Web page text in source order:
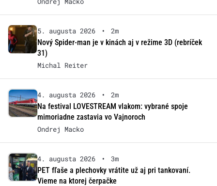
5. augusta 2026 •
2m
Nový Spider-man je v kinách aj v režime 3D (rebríček
31)
Michal Reiter
4. augusta 2026 •
2m
Na festival LOVESTREAM vlakom: vybrané spoje
mimoriadne zastavia vo Vajnoroch
Ondrej Macko
4. augusta 2026 •
3m
PET fľaše a plechovky vrátite už aj pri tankovaní.
Vieme na ktorej čerpačke